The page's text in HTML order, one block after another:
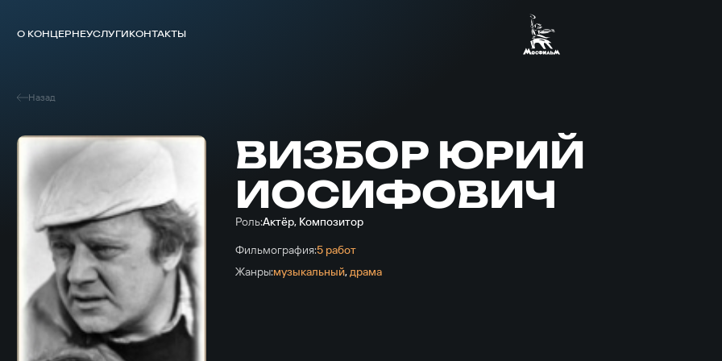
О КОНЦЕРНЕУСЛУГИКОНТАКТЫ
Назад
ВИЗБОР ЮРИЙ
ИОСИФОВИЧ
Роль:Актёр, Композитор
Фильмография:5 работ
Жанры:музыкальный,драма